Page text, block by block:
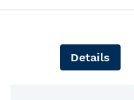
Details